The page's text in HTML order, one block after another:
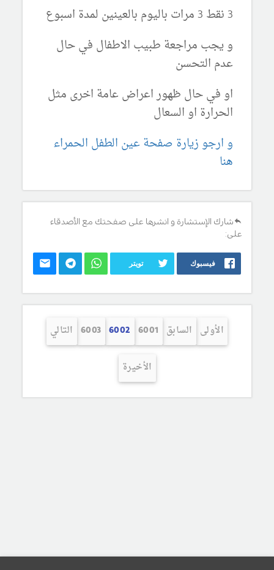
3 نقط 3 مرات باليوم بالعينين لمدة اسبوع
و يجب مراجعة طبيب الاطفال في حال
عدم التحسن
او في حال ظهور اعراض عامة اخرى مثل
الحرارة او السعال
و ارجو زيارة صفحة عين الطفل الحمراء
هنا
شارك الإستشارة و انشرها على صفحتك مع الأصدقاء
على:
فيسبوك تويتر
الأولى السابق 6001
6002
6003 التالي
الأخيرة